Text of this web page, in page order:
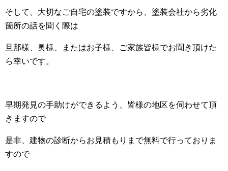
そして、大切なご自宅の塗装ですから、塗装会社から劣化
箇所の話を聞く際は
旦那様、奥様、またはお子様、ご家族皆様でお聞き頂けた
ら幸いです。
早期発見の手助けができるよう、皆様の地区を伺わせて頂
きますので
是非、建物の診断からお見積もりまで無料で行っておりま
すので